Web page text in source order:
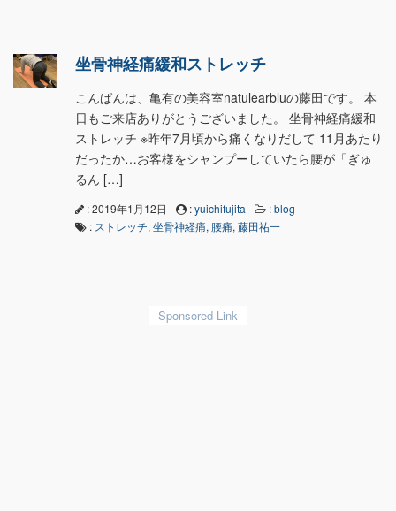
坐骨神経痛緩和ストレッチ
こんばんは、亀有の美容室natulearbluの藤田です。 本
日もご来店ありがとうございました。 坐骨神経痛緩和
ストレッチ ※昨年7月頃から痛くなりだして 11月あたり
だったか…お客様をシャンプーしていたら腰が「ぎゅ
るん […]
: 2019年1月12日 :yuichifujita :blog
: ストレッチ, 坐骨神経痛, 腰痛, 藤田祐一